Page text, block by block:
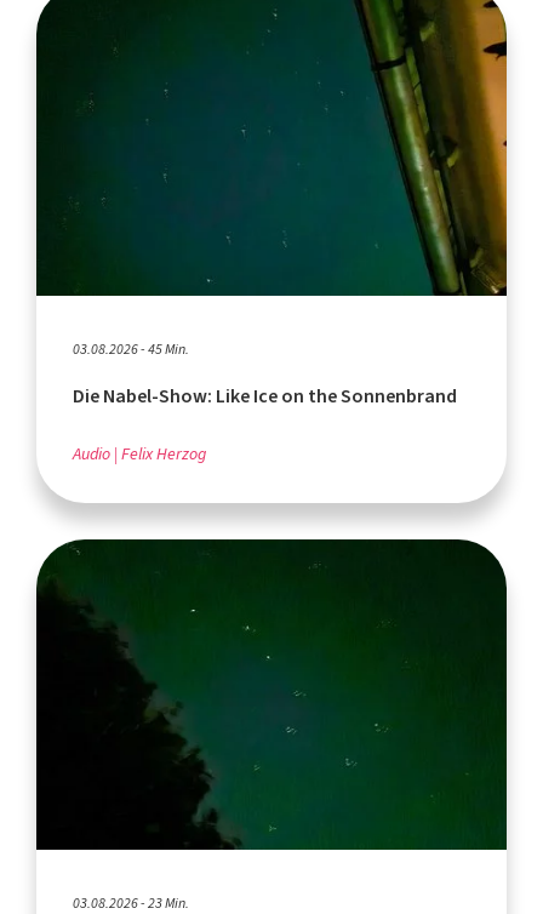
03.08.2026 - 45 Min.
Die Nabel-Show: Like Ice on the Sonnenbrand
Audio Felix Herzog
03.08.2026 - 23 Min.